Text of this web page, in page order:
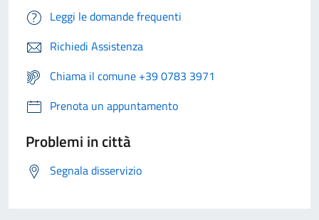
Leggi le domande frequenti
Richiedi Assistenza
Chiama il comune +39 0783 3971
Prenota un appuntamento
Problemi in città
Segnala disservizio